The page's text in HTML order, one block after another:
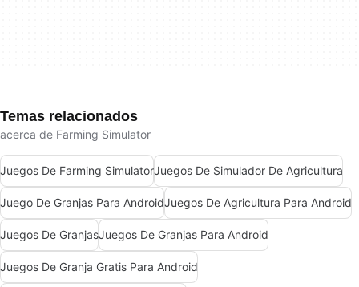
Temas relacionados
acerca de Farming Simulator
Juegos De Farming SimulatorJuegos De Simulador De Agricultura
Juego De Granjas Para AndroidJuegos De Agricultura Para Android
Juegos De GranjasJuegos De Granjas Para Android
Juegos De Granja Gratis Para Android